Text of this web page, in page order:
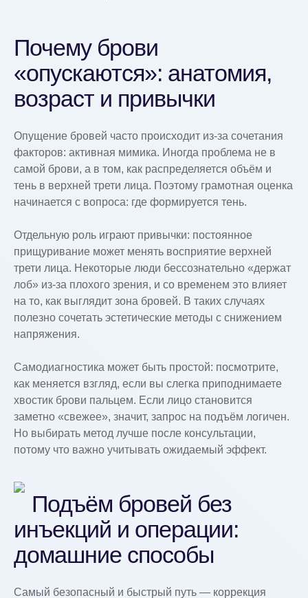
Почему брови
«опускаются»: анатомия,
возраст и привычки
Опущение бровей часто происходит из-за сочетания
факторов: активная мимика. Иногда проблема не в
самой брови, а в том, как распределяется объём и
тень в верхней трети лица. Поэтому грамотная оценка
начинается с вопроса: где формируется тень.
Отдельную роль играют привычки: постоянное
прищуривание может менять восприятие верхней
трети лица. Некоторые люди бессознательно «держат
лоб» из-за плохого зрения, и со временем это влияет
на то, как выглядит зона бровей. В таких случаях
полезно сочетать эстетические методы с снижением
напряжения.
Самодиагностика может быть простой: посмотрите,
как меняется взгляд, если вы слегка приподнимаете
хвостик брови пальцем. Если лицо становится
заметно «свежее», значит, запрос на подъём логичен.
Но выбирать метод лучше после консультации,
потому что важно учитывать ожидаемый эффект.
Подъём бровей без
инъекций и операции:
домашние способы
Самый безопасный и быстрый путь — коррекция